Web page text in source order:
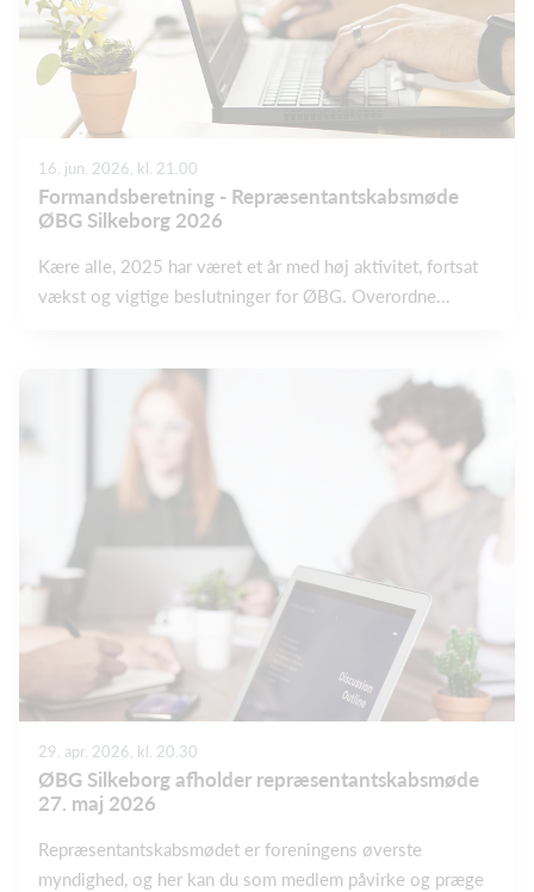
16. jun. 2026, kl. 21.00
Formandsberetning - Repræsentantskabsmøde
ØBG Silkeborg 2026
Kære alle, 2025 har været et år med høj aktivitet, fortsat
vækst og vigtige beslutninger for ØBG. Overordne...
29. apr. 2026, kl. 20.30
ØBG Silkeborg afholder repræsentantskabsmøde
27. maj 2026
Repræsentantskabsmødet er foreningens øverste
myndighed, og her kan du som medlem påvirke og præge